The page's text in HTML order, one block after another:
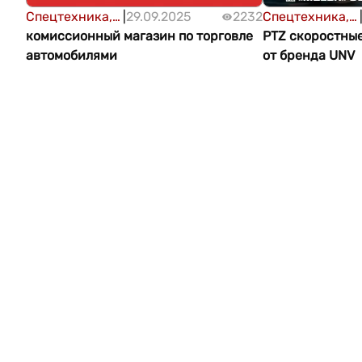
Спецтехника,
оборудование
29.09.2025
2232
комиссионный магазин по торговле
автомобилями
Спецтехника,
оборудование
PTZ
от бренда UNV